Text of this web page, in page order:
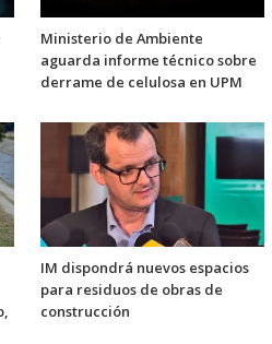
Ministerio de Ambiente
aguarda informe técnico sobre
derrame de celulosa en UPM
IM dispondrá nuevos espacios
para residuos de obras de
construcción